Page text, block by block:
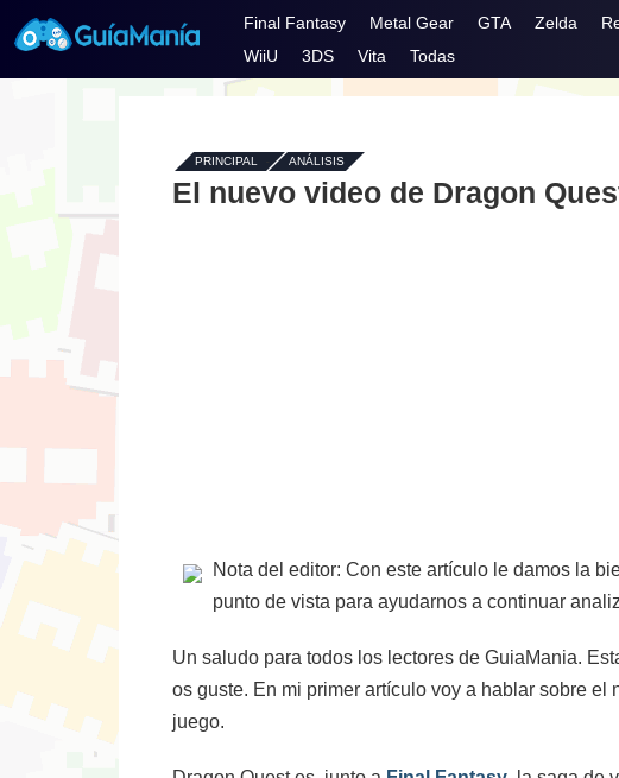
Final Fantasy Metal Gear GTA Zelda
WiiU
3DS Vita Todas
PRINCIPAL - ANÁLISIS
El nuevo video de Dragon
Nota del editor: Con este artículo le damos la
punto de vista para ayudarnos a continuar
Un saludo para todos los lectores de GuiaMania.
os guste. En mi primer artículo voy a hablar sobre el
juego.